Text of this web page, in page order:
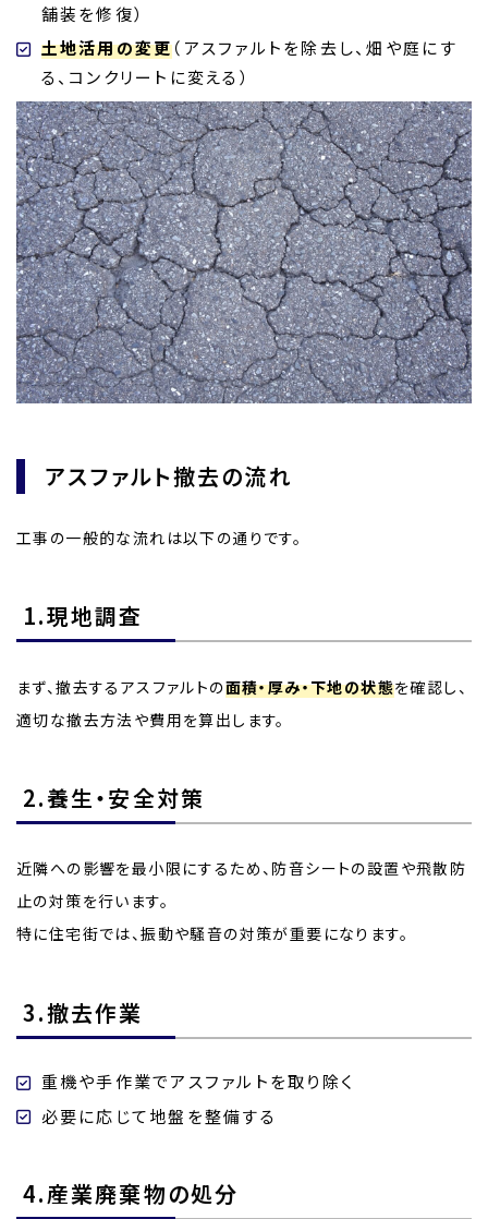
舗装を修復）
土地活用の変更（アスファルトを除去し、畑や庭にす
る、コンクリートに変える）
アスファルト撤去の流れ
工事の一般的な流れは以下の通りです。
1.現地調査
まず、撤去するアスファルトの面積・厚み・下地の状態を確認し、
適切な撤去方法や費用を算出します。
2.養生・安全対策
近隣への影響を最小限にするため、防音シートの設置や飛散防
止の対策を行います。
特に住宅街では、振動や騒音の対策が重要になります。
3.撤去作業
重機や手作業でアスファルトを取り除く
必要に応じて地盤を整備する
4.産業廃棄物の処分